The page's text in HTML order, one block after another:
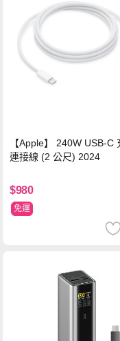
【Apple】 240W USB-C
連接線 (2 公尺) 2024
$980
免運